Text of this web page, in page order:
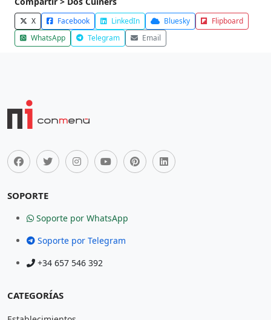
X Facebook LinkedIn Bluesky
Flipboard
WhatsApp
Telegram Email
SOPORTE
Soporte por WhatsApp
Soporte por Telegram
+34 657 546 392
CATEGORÍAS